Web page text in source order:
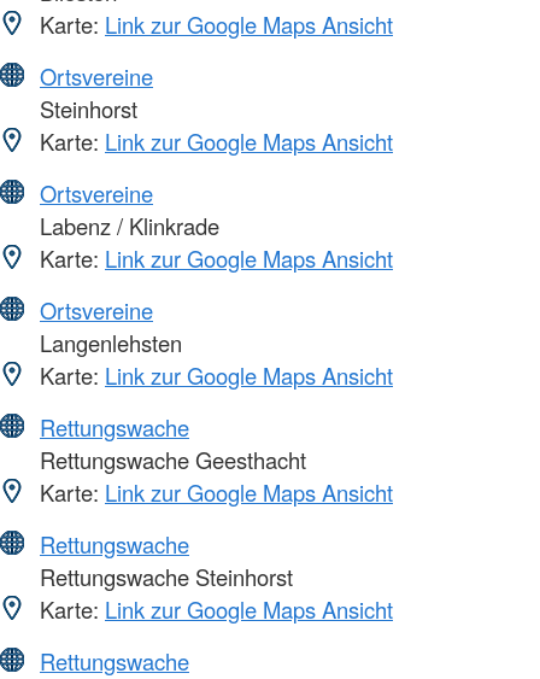
Karte: Link zur Google Maps Ansicht
Ortsvereine
Steinhorst
Karte: Link zur Google Maps Ansicht
Ortsvereine
Labenz / Klinkrade
Karte: Link zur Google Maps Ansicht
Ortsvereine
Langenlehsten
Karte: Link zur Google Maps Ansicht
Rettungswache
Rettungswache Geesthacht
Karte: Link zur Google Maps Ansicht
Rettungswache
Rettungswache Steinhorst
Karte: Link zur Google Maps Ansicht
Rettungswache